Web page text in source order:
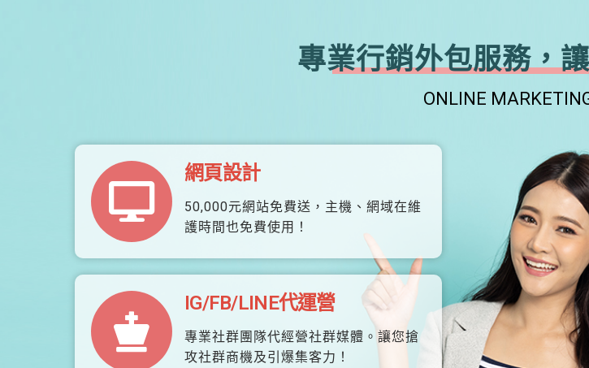
專業行銷外包服務，
ONLINE
網頁設計
50,000元網站免費送，主機、網域在維
護時間也免費使用！
IG/FB/LINE代運營
專業社群團隊代經營社群媒體。讓您搶
攻社群商機及引爆集客力！